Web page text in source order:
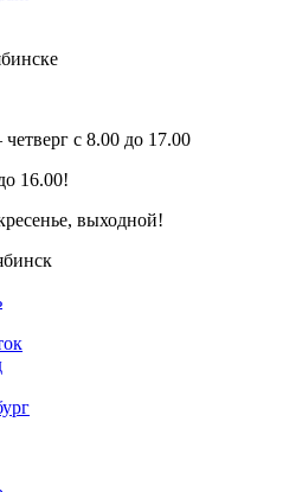
с 8.00 до 17.00
16.00!
выходной!